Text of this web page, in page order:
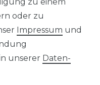
Solaranlagen
Solaranlagen
Solaranlagen
oder zu
Impressum und
unserer Daten­